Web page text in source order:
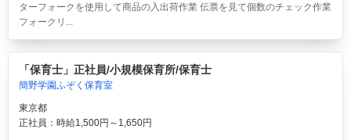
ターフォークを使用して商品の入出荷作業 伝票を見て個数のチェック作業
フォークリ...
「保育士」正社員/小規模保育所/保育士
簡野学園ふぞく保育室
東京都
正社員：時給1,500円～1,650円